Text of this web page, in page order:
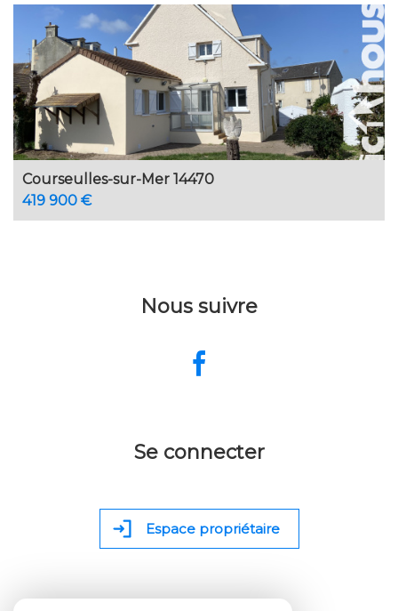
Courseulles-sur-Mer 14470
419 900 €
Nous suivre
Se connecter
Espace propriétaire